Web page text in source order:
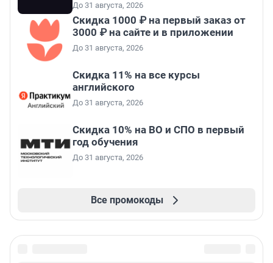
До 31 августа, 2026
Скидка 1000 ₽ на первый заказ от
3000 ₽ на сайте и в приложении
До 31 августа, 2026
Скидка 11% на все курсы
английского
До 31 августа, 2026
Скидка 10% на ВО и СПО в первый
год обучения
До 31 августа, 2026
Все промокоды